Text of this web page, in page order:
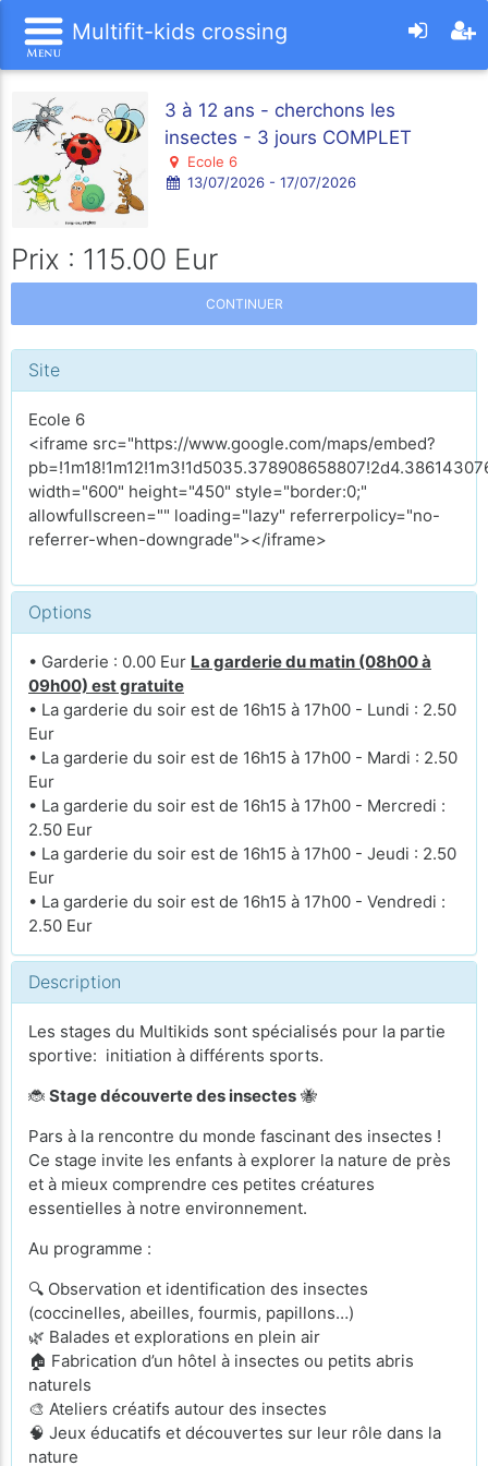
Multifit-kids crossing
3 à 12 ans - cherchons les
insectes - 3 jours COMPLET
Ecole 6
13/07/2026 - 17/07/2026
Prix : 115.00 Eur
CONTINUER
Site
Ecole 6
<iframe src="https://www.google.com/maps/embed?
width="600" height="450" style="border:0;"
allowfullscreen="" loading="lazy" referrerpolicy="no-
referrer-when-downgrade"></iframe>
Options
• Garderie : 0.00 Eur La garderie du matin (08h00 à
09h00) est gratuite
• La garderie du soir est de 16h15 à 17h00 - Lundi : 2.50
Eur
• La garderie du soir est de 16h15 à 17h00 - Mardi : 2.50
Eur
• La garderie du soir est de 16h15 à 17h00 - Mercredi :
2.50 Eur
• La garderie du soir est de 16h15 à 17h00 - Jeudi : 2.50
Eur
• La garderie du soir est de 16h15 à 17h00 - Vendredi :
2.50 Eur
Description
Les stages du Multikids sont spécialisés pour la partie
sportive: initiation à différents sports.
🐞 Stage découverte des insectes 🐝
Pars à la rencontre du monde fascinant des insectes !
Ce stage invite les enfants à explorer la nature de près
et à mieux comprendre ces petites créatures
essentielles à notre environnement.
Au programme :
🔍 Observation et identification des insectes
(coccinelles, abeilles, fourmis, papillons…)
🌿 Balades et explorations en plein air
🏠 Fabrication d’un hôtel à insectes ou petits abris
naturels
🎨 Ateliers créatifs autour des insectes
🧠 Jeux éducatifs et découvertes sur leur rôle dans la
nature